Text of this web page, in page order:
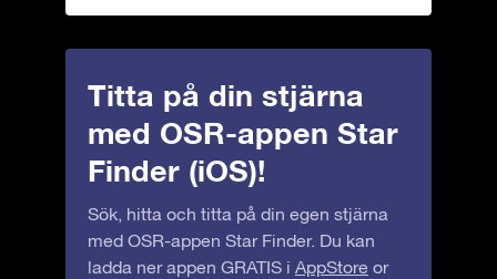
Titta på din stjärna
med OSR-appen Star
Finder (iOS)!
Sök, hitta och titta på din egen stjärna
med OSR-appen Star Finder. Du kan
ladda ner appen GRATIS i AppStore or